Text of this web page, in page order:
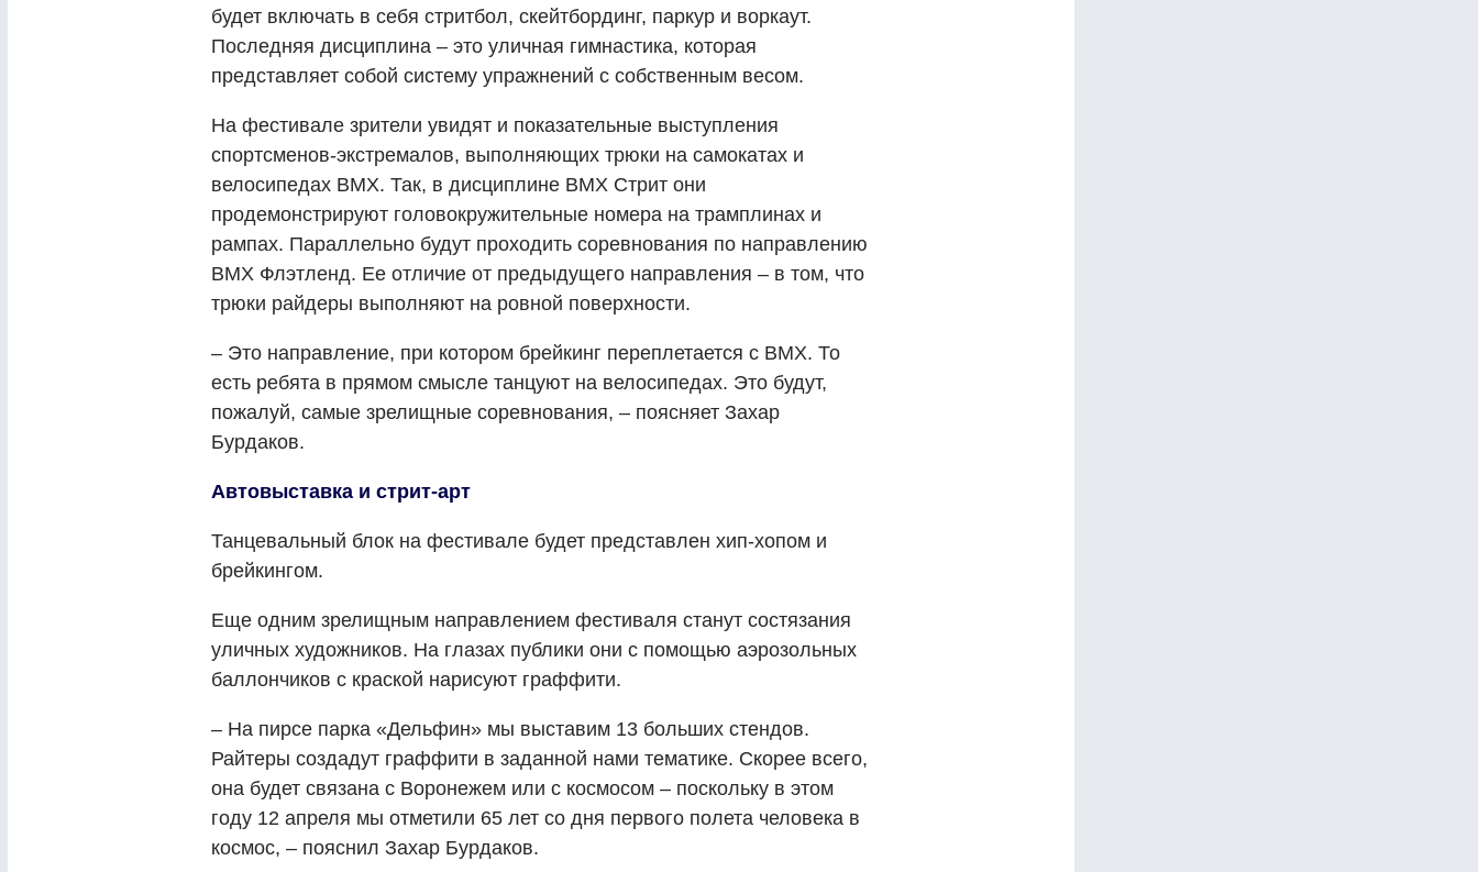
будет включать в себя стритбол, скейтбординг, паркур и воркаут.
Последняя дисциплина – это уличная гимнастика, которая
представляет собой систему упражнений с собственным весом.
На фестивале зрители увидят и показательные выступления
спортсменов-экстремалов, выполняющих трюки на самокатах и
велосипедах ВМХ. Так, в дисциплине ВМХ Стрит они
продемонстрируют головокружительные номера на трамплинах и
рампах. Параллельно будут проходить соревнования по направлению
BMX Флэтленд. Ее отличие от предыдущего направления – в том, что
трюки райдеры выполняют на ровной поверхности.
– Это направление, при котором брейкинг переплетается с BMX. То
есть ребята в прямом смысле танцуют на велосипедах. Это будут,
пожалуй, самые зрелищные соревнования, – поясняет Захар
Бурдаков.
Автовыставка и стрит-арт
Танцевальный блок на фестивале будет представлен хип-хопом и
брейкингом.
Еще одним зрелищным направлением фестиваля станут состязания
уличных художников. На глазах публики они с помощью аэрозольных
баллончиков с краской нарисуют граффити.
– На пирсе парка «Дельфин» мы выставим 13 больших стендов.
Райтеры создадут граффити в заданной нами тематике. Скорее всего,
она будет связана с Воронежем или с космосом – поскольку в этом
году 12 апреля мы отметили 65 лет со дня первого полета человека в
космос, – пояснил Захар Бурдаков.